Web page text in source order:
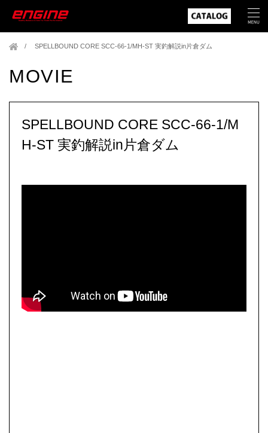
SPELLBOUND CORE SCC-66-1/MH-ST 実釣解説in片倉ダム
MOVIE
SPELLBOUND CORE SCC-66-1/M
H-ST 実釣解説in片倉ダム